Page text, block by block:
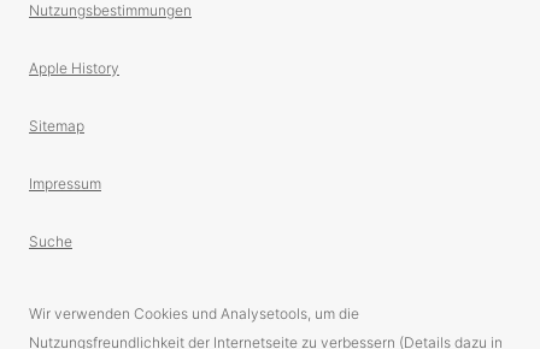
Nutzungsbestimmungen
Apple History
Sitemap
Impressum
Suche
Wir verwenden Cookies und Analysetools, um die
Nutzungsfreundlichkeit der Internetseite zu verbessern (Details dazu in